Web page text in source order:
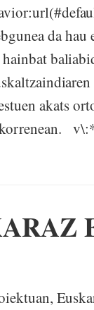
da hau
akats